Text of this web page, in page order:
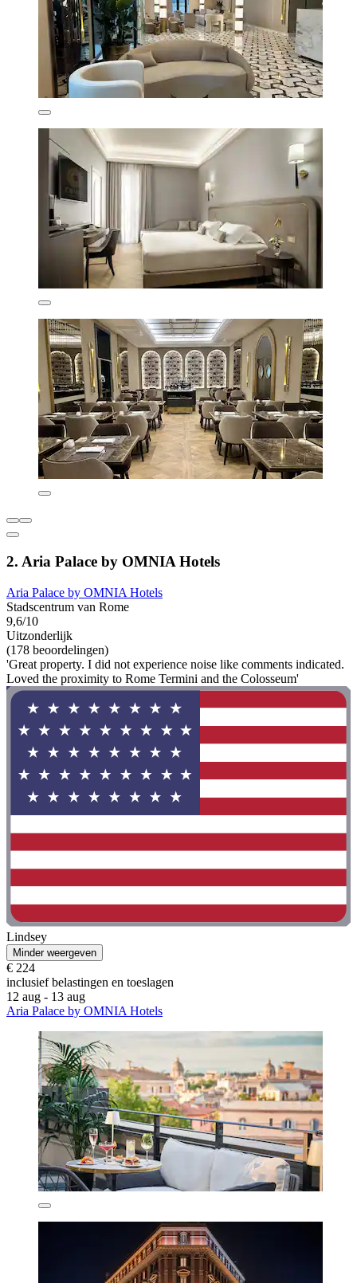
2. Aria Palace by OMNIA Hotels
Aria Palace by OMNIA Hotels
Stadscentrum van Rome
9,6/10
Uitzonderlijk
(178 beoordelingen)
'Great property. I did not experience noise like comments indicated.
Loved the proximity to Rome Termini and the Colosseum'
Lindsey
Minder weergeven
€ 224
inclusief belastingen en toeslagen
12 aug - 13 aug
Aria Palace by OMNIA Hotels